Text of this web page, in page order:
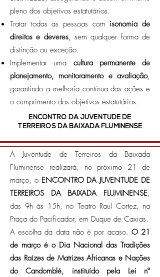
pleno dos objetivos estatutários.
Tratar todas as pessoas com isonomia de
direitos e deveres, sem qualquer forma de
distinção ou exceção.
Implementar uma cultura permanente de
planejamento, monitoramento e avaliação,
garantindo a melhoria contínua das ações e
o cumprimento dos objetivos estatutários.
ENCONTRO DA JUVENTUDE DE
TERREIROS DA BAIXADA FLUMINENSE
A Juventude de Terreiros da Baixada
Fluminense realizará, no próximo 21 de
março, o ENCONTRO DA JUVENTUDE DE
TERREIROS DA BAIXADA FLUMINENSE,
das 9h às 15h, no Teatro Raul Cortez, na
Praça do Pacificador, em Duque de Caxias.
A escolha da data não é por acaso. O 21
de março é o Dia Nacional das Tradições
das Raízes de Matrizes Africanas e Nações
do Candomblé, instituído pela Lei nº